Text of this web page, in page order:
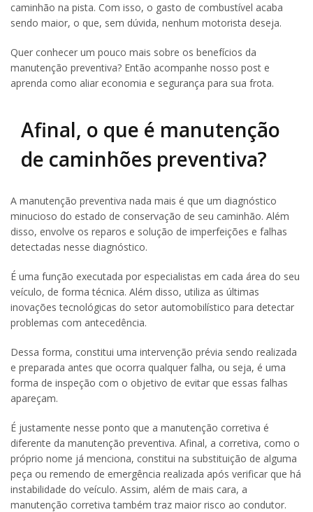
caminhão na pista. Com isso, o gasto de combustível acaba
sendo maior, o que, sem dúvida, nenhum motorista deseja.
Quer conhecer um pouco mais sobre os benefícios da
manutenção preventiva? Então acompanhe nosso post e
aprenda como aliar economia e segurança para sua frota.
Afinal, o que é manutenção
de caminhões preventiva?
A manutenção preventiva nada mais é que um diagnóstico
minucioso do estado de conservação de seu caminhão. Além
disso, envolve os reparos e solução de imperfeições e falhas
detectadas nesse diagnóstico.
É uma função executada por especialistas em cada área do seu
veículo, de forma técnica. Além disso, utiliza as últimas
inovações tecnológicas do setor automobilístico para detectar
problemas com antecedência.
Dessa forma, constitui uma intervenção prévia sendo realizada
e preparada antes que ocorra qualquer falha, ou seja, é uma
forma de inspeção com o objetivo de evitar que essas falhas
apareçam.
É justamente nesse ponto que a manutenção corretiva é
diferente da manutenção preventiva. Afinal, a corretiva, como o
próprio nome já menciona, constitui na substituição de alguma
peça ou remendo de emergência realizada após verificar que há
instabilidade do veículo. Assim, além de mais cara, a
manutenção corretiva também traz maior risco ao condutor.